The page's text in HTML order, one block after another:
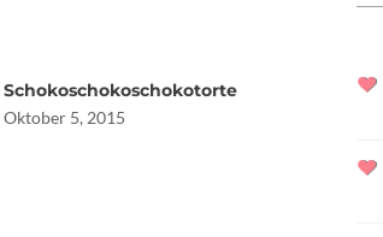
Schokoschokoschokotorte
Oktober 5, 2015